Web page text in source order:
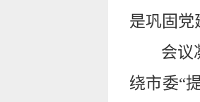
是巩固党
会议
绕市委“